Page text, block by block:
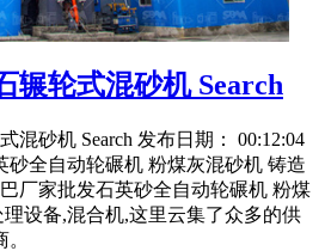
辗轮式混砂机 Search
混砂机 Search 发布日期： 00:12:04
砂全自动轮碾机 粉煤灰混砂机 铸造
厂家批发石英砂全自动轮碾机 粉煤
设备,混合机,这里云集了众多的供